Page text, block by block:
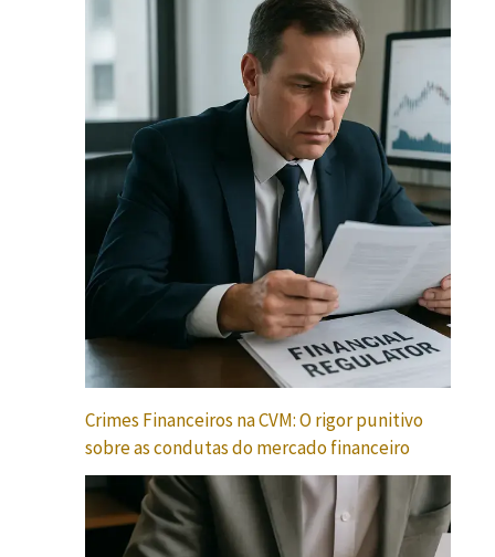
Crimes Financeiros na CVM: O rigor punitivo
sobre as condutas do mercado financeiro